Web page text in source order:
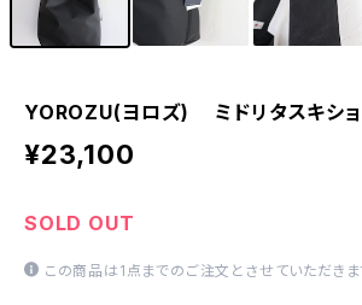
YOROZU(ヨロズ) ミドリタスキシ
¥23,100
SOLD OUT
この商品は1点までのご注文とさせていただきま